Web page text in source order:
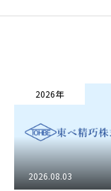
2026年
2026.08.03